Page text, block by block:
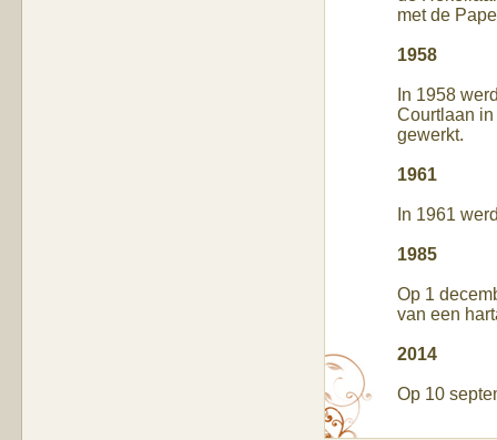
met de
1958
In 1958
Courtlaan
gewerkt.
1961
In 1961
1985
Op 1
van een
2014
Op 10